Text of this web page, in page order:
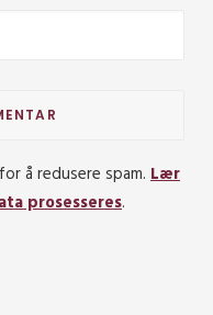
å redusere spam. Lær
prosesseres.